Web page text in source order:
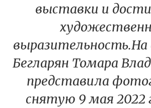
выставки и
Бегларян Томара
представила
снятую 9 мая 2022